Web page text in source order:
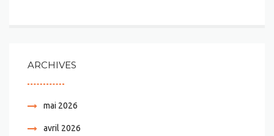
ARCHIVES
mai 2026
avril 2026